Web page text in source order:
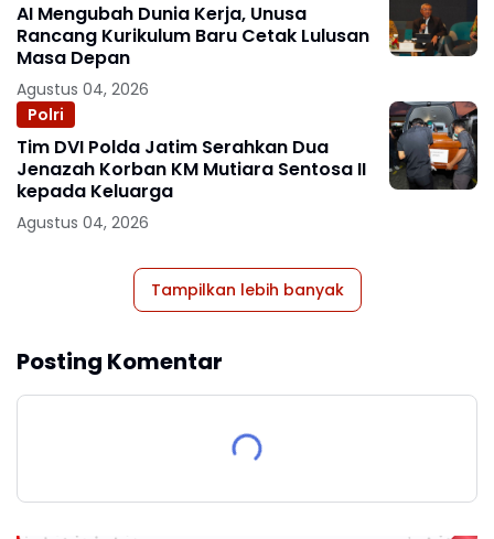
AI Mengubah Dunia Kerja, Unusa
Rancang Kurikulum Baru Cetak Lulusan
Masa Depan
Agustus 04, 2026
Polri
Tim DVI Polda Jatim Serahkan Dua
Jenazah Korban KM Mutiara Sentosa II
kepada Keluarga
Agustus 04, 2026
Tampilkan lebih banyak
Posting Komentar